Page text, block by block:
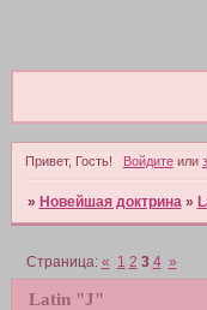
Привет, Гость! Войдитеили
» Новейшая доктрина »
Latin "J"
Страница: « 1 2 3 4 »